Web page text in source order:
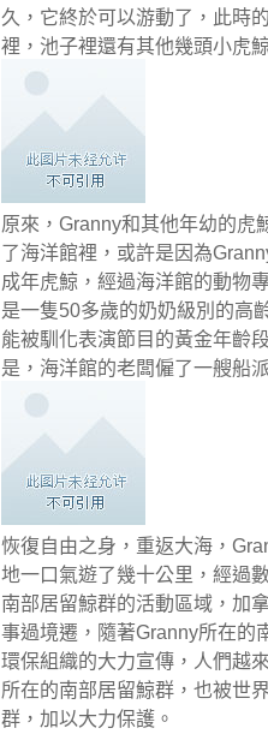
久，它終於可以游動了，此時
裡，池子裡還有其他幾頭小虎
原來，Granny和其他年幼的虎
了海洋館裡，或許是因為
成年虎鯨，經過海洋館的動物
是一隻50多歲的奶奶級別的高
能被馴化表演節目的黃金年齡
是，海洋館的老闆僱了一艘船
恢復自由之身，重返大海，
地一口氣遊了幾十公里，經過
南部居留鯨群的活動區域，加
事過境遷，隨著Granny所在的
環保組織的大力宣傳，人們越
所在的南部居留鯨群，也被世
群，加以大力保護。